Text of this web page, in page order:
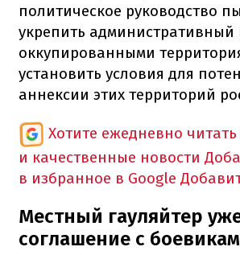
политическое руководство
укрепить административный
оккупированными
установить условия для
аннексии этих территорий
Хотите ежедневно
и качественные новости
в избранное в Google
Местный гауляйтер
соглашение с